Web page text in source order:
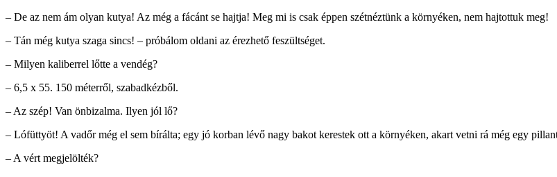
– De az nem ám olyan kutya! Az még a fácánt se hajtja! Meg mi is csak éppen szétnéztünk a környéken, nem hajtottuk meg!
– Tán még kutya szaga sincs! – próbálom oldani az érezhető feszültséget.
– Milyen kaliberrel lőtte a vendég?
– 6,5 x 55. 150 méterről, szabadkézből.
– Az szép! Van önbizalma. Ilyen jól lő?
– Lófüttyöt! A vadőr még el sem bírálta; egy jó korban lévő nagy bakot kerestek ott a környéken, akart vetni rá még egy
– A vért megjelölték?